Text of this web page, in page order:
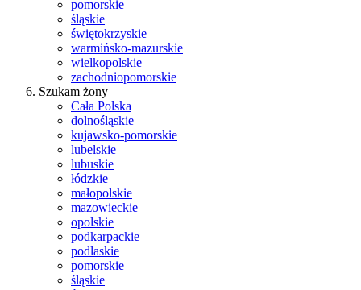
pomorskie
śląskie
świętokrzyskie
warmińsko-mazurskie
wielkopolskie
zachodniopomorskie
Szukam żony
Cała Polska
dolnośląskie
kujawsko-pomorskie
lubelskie
lubuskie
łódzkie
małopolskie
mazowieckie
opolskie
podkarpackie
podlaskie
pomorskie
śląskie